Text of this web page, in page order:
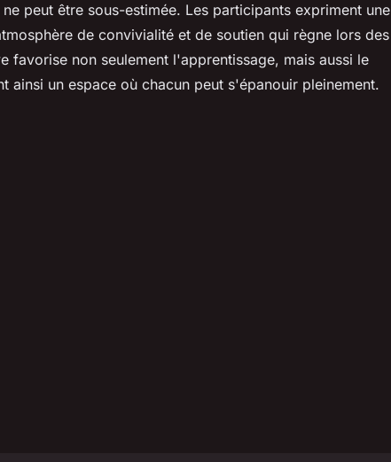
peut être sous-estimée. Les participants expriment une
de convivialité et de soutien qui règne lors des
favorise non seulement l'apprentissage, mais aussi le
ainsi un espace où chacun peut s'épanouir pleinement.